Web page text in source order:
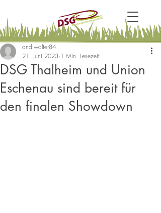
DSG Thalheim und Union
Eschenau sind bereit für
den finalen Showdown
andiwalter84
21. Juni 2023 1 Min. Lesezeit